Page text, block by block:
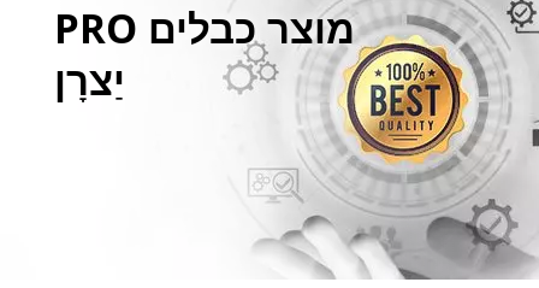
מוצר כבלים PRO
יַצרָן